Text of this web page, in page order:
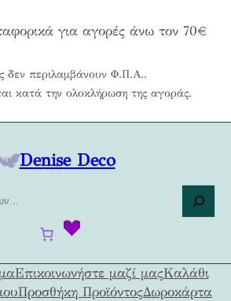
για αγορές άνω τον 70€
δεν περιλαμβάνουν Φ.Π.Α..
κατά την ολοκλήρωση της αγοράς.
Denise Deco
ή
τ
Επικοινωνήστε μαζί μαςΚαλάθι
Προσθήκη ΠροϊόντοςΔωροκάρτα